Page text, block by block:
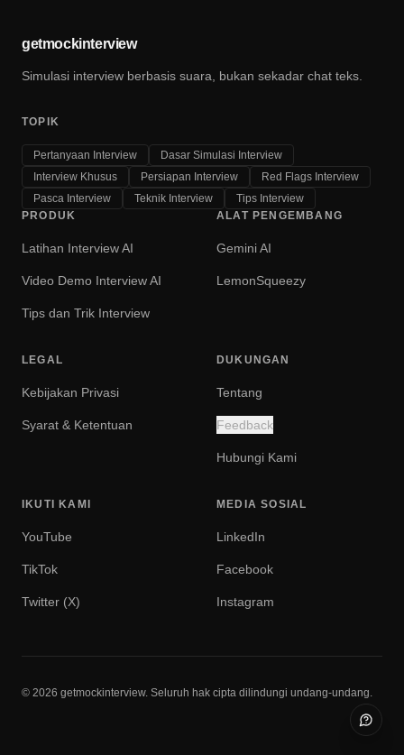
getmockinterview
Simulasi interview berbasis suara, bukan sekadar chat teks.
TOPIK
Pertanyaan Interview
Dasar Simulasi Interview
Interview Khusus
Persiapan Interview
Red Flags Interview
Pasca Interview
Teknik Interview
Tips Interview
PRODUK
Latihan Interview AI
Video Demo Interview AI
Tips dan Trik Interview
ALAT PENGEMBANG
Gemini AI
LemonSqueezy
LEGAL
Kebijakan Privasi
Syarat & Ketentuan
DUKUNGAN
Tentang
Feedback
Hubungi Kami
IKUTI KAMI
YouTube
TikTok
Twitter (X)
MEDIA SOSIAL
LinkedIn
Facebook
Instagram
© 2026 getmockinterview. Seluruh hak cipta dilindungi undang-undang.
Buka